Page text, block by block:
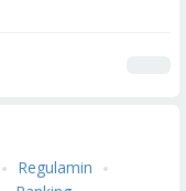
Regulamin